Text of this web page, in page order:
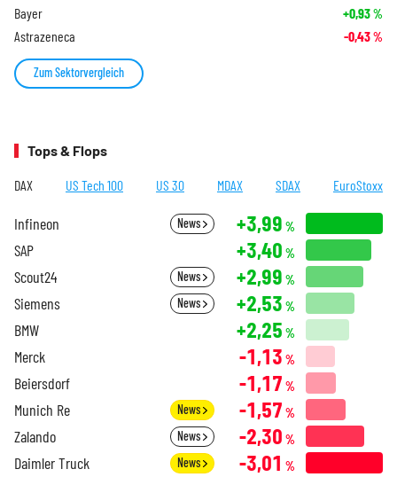
Bayer +0,93%
Astrazeneca -0,43%
Zum Sektorvergleich
Tops & Flops
DAX US Tech 100 US 30 MDAX SDAX EuroStoxx
Infineon News +3,99 %
SAP +3,40 %
Scout24 News +2,99 %
Siemens News +2,53 %
BMW +2,25 %
Merck -1,13 %
Beiersdorf -1,17 %
Munich Re News -1,57 %
Zalando News -2,30 %
Daimler Truck News -3,01 %